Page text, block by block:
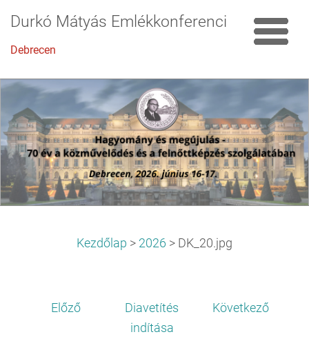
Durkó Mátyás Emlékkonferencia
Debrecen
Kezdőlap > 2026 > DK_20.jpg
Előző
Diavetítés
indítása
Következő